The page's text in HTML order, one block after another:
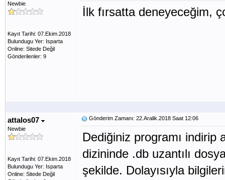
Newbie
Kayıt Tarihi: 07.Ekim.2018
Bulundugu Yer: Isparta
Online: Sitede Değil
Gönderilenler: 9
İlk fırsatta deneyeceğim,
attalos07
Newbie
Kayıt Tarihi: 07.Ekim.2018
Bulundugu Yer: Isparta
Online: Sitede Değil
Gönderim Zamanı: 22.Aralik.2018 Saat 12:06
Dediğiniz programı indirip
dizininde .db uzantılı
şekilde. Dolayısıyla